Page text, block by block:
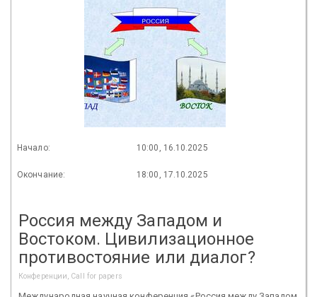
Начало: 10:00, 16.10.2025
Окончание: 18:00, 17.10.2025
Россия между Западом и
Востоком. Цивилизационное
противостояние или диалог?
Конференции, Call for papers